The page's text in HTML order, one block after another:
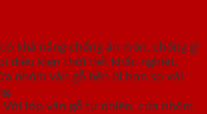
khả năng chống ăn mòn, chống gỉ
điều kiện thời tiết khắc nghiệt.
nhôm vân gỗ bền bỉ hơn so với
Với lớp vân gỗ tự nhiên, cửa nhôm